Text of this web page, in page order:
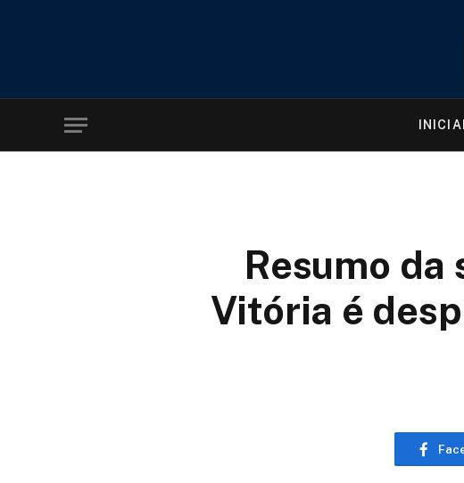
Resumo da
Vitória é